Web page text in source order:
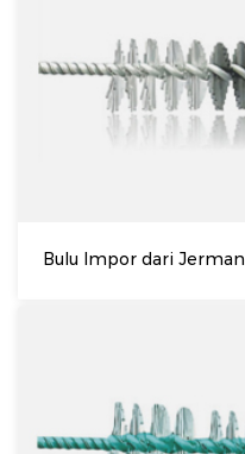
Bulu Impor dari Jerman